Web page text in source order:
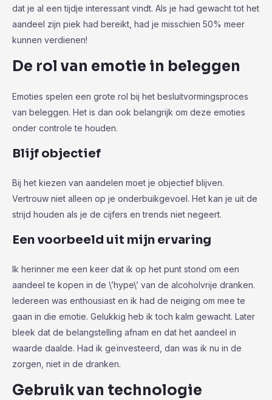
dat je al een tijdje interessant vindt. Als je had gewacht tot het
aandeel zijn piek had bereikt, had je misschien 50% meer
kunnen verdienen!
De rol van emotie in beleggen
Emoties spelen een grote rol bij het besluitvormingsproces
van beleggen. Het is dan ook belangrijk om deze emoties
onder controle te houden.
Blijf objectief
Bij het kiezen van aandelen moet je objectief blijven.
Vertrouw niet alleen op je onderbuikgevoel. Het kan je uit de
strijd houden als je de cijfers en trends niet negeert.
Een voorbeeld uit mijn ervaring
Ik herinner me een keer dat ik op het punt stond om een
aandeel te kopen in de \’hype\’ van de alcoholvrije dranken.
Iedereen was enthousiast en ik had de neiging om mee te
gaan in die emotie. Gelukkig heb ik toch kalm gewacht. Later
bleek dat de belangstelling afnam en dat het aandeel in
waarde daalde. Had ik geïnvesteerd, dan was ik nu in de
zorgen, niet in de dranken.
Gebruik van technologie